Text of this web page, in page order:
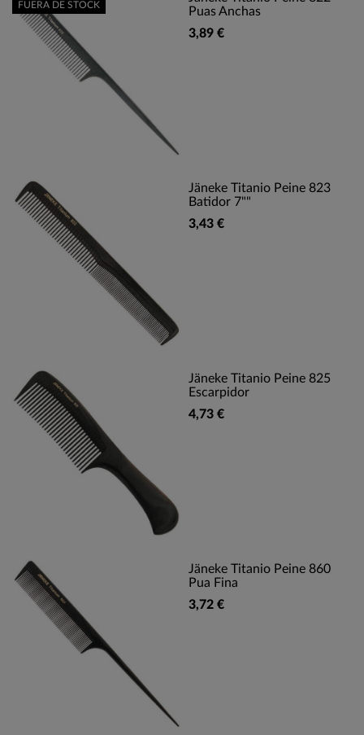
Puas Anchas
3,89 €
FUERA DE STOCK
Jäneke Titanio Peine 823
Batidor 7""
3,43 €
Jäneke Titanio Peine 825
Escarpidor
4,73 €
Jäneke Titanio Peine 860
Pua Fina
3,72 €